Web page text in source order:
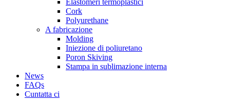
Elastomeri termoplastici
Cork
Polyurethane
A fabricazione
Molding
Iniezione di poliuretano
Poron Skiving
Stampa in sublimazione interna
News
FAQs
Cuntatta ci